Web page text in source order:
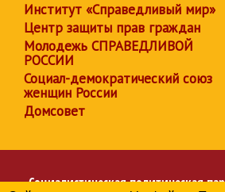
Институт «Справедливый мир»
Центр защиты прав граждан
Молодежь СПРАВЕДЛИВОЙ
РОССИИ
Социал-демократический союз
женщин России
Домсовет
Социалистическая политическая